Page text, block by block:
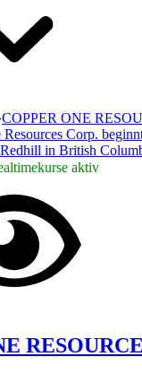
COPPER ONE
Resources Corp.
in British
aktiv